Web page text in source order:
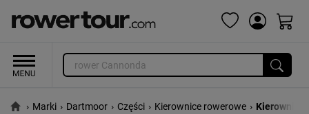
› Marki › Dartmoor › Części › Kierownice rowerowe › Kierownice